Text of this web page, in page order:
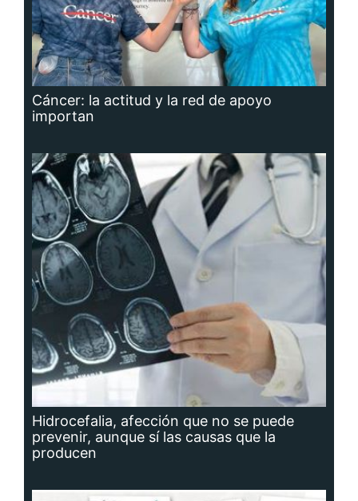
Cáncer: la actitud y la red de apoyo
importan
Hidrocefalia, afección que no se puede
prevenir, aunque sí las causas que la
producen